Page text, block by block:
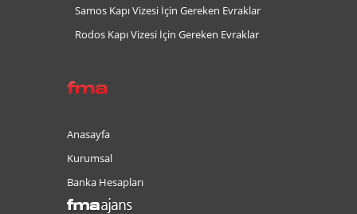
Samos Kapı Vizesi İçin Gereken Evraklar
Rodos Kapı Vizesi İçin Gereken Evraklar
Anasayfa
Kurumsal
Banka Hesapları